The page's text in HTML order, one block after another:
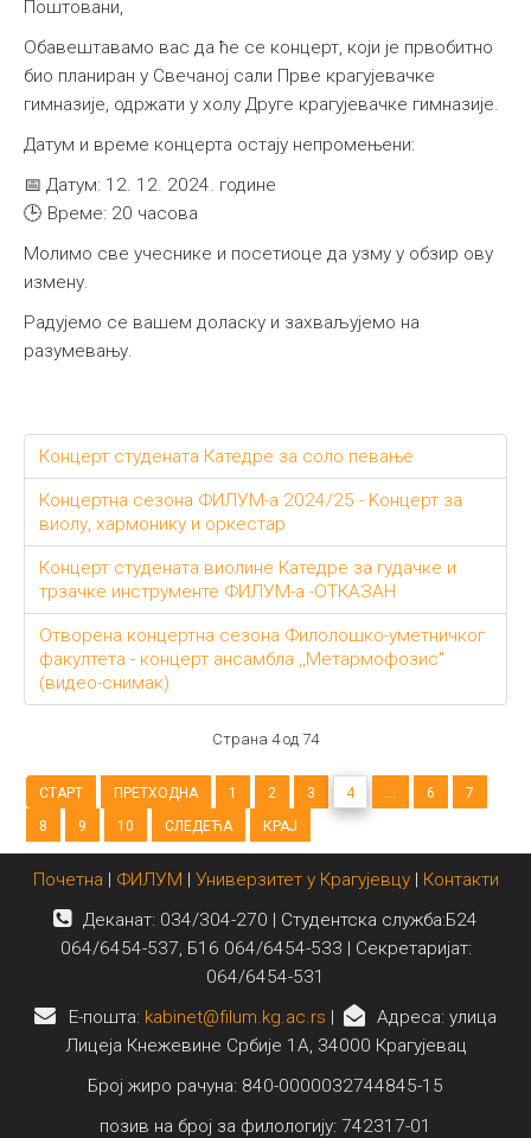
Поштовани,
Обавештавамо вас да ће се концерт, који је првобитно
био планиран у Свечаној сали Прве крагујевачке
гимназије, одржати у холу Друге крагујевачке гимназије.
Датум и време концерта остају непромењени:
📅 Датум: 12. 12. 2024. године
🕒 Време: 20 часова
Молимо све учеснике и посетиоце да узму у обзир ову
измену.
Радујемо се вашем доласку и захваљујемо на
разумевању.
Концерт студената Катедре за соло певање
Концертна сезона ФИЛУМ-а 2024/25 - Kонцерт за
виолу, хармонику и оркестар
Концерт студената виолине Катедре за гудачке и
трзачке инструменте ФИЛУМ-а -ОТКАЗАН
Отворена концертна сезона Филолошко-уметничког
факултета - концерт ансамбла ,,Метармофозис"
(видео-снимак)
Страна 4 од 74
СТАРТ ПРЕТХОДНА 1 2 3 4 ... 6
7
8
9 10 СЛЕДЕЋА КРАЈ
Почетна ФИЛУМ Универзитет у Крагујевцу| Контакти
Деканат: 034/304-270 | Студентска служба:Б24
064/6454-537, Б16 064/6454-533 | Секретаријат:
064/6454-531
E-пошта: kabinet@filum.kg.ac.rs
Адреса: улица
Лицеја Кнежевине Србије 1А, 34000 Крагујевац
Број жиро рачуна: 840-0000032744845-15
позив на број за филологију: 742317-01